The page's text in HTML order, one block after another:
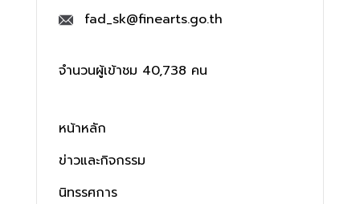
fad_sk@finearts.go.th
จำนวนผู้เข้าชม 40,738 คน
หน้าหลัก
ข่าวและกิจกรรม
นิทรรศการ